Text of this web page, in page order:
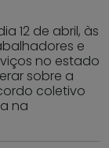
12 de abril, às
e
no estado
sobre a
coletivo
na